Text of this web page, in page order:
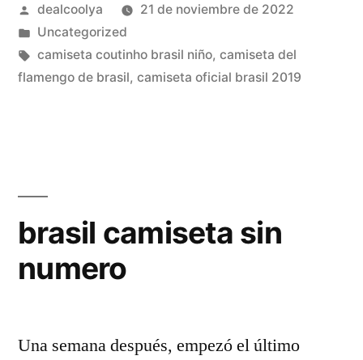
Publicado
por
dealcoolya
21 de noviembre de 2022
Publicado
en
Uncategorized
Etiquetas:
camiseta coutinho brasil niño, camiseta del
flamengo de brasil, camiseta oficial brasil 2019
brasil camiseta sin
numero
Una semana después, empezó el último